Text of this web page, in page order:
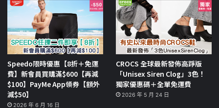
Speedo限時優惠【8折＋免運
費】新會員買購滿$600【再減
$100】PayMe App領券【額外
減$50】
2026 年 6 月 16 日
CROCS 全球最新發佈高踭版
「Unisex Siren Clog」3色！
獨家優惠碼＋全單免運費
2026 年 5 月 24 日